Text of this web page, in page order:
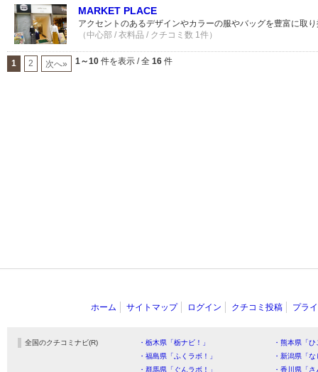
MARKET PLACE
アクセントのあるデザインやカラーの服やバッグを豊富に取
（中心部 / 衣料品 / クチコミ数 1件）
1 2 次へ» 1～10 件を表示 / 全 16 件
ホーム サイトマップ ログイン クチコミ投稿 プラ
全国のクチコミナビ(R) ・栃木県「栃ナビ！」
・熊本県「
・福島県「ふくラボ！」
・新潟県「
・群馬県「ぐんラボ！」
・香川県「